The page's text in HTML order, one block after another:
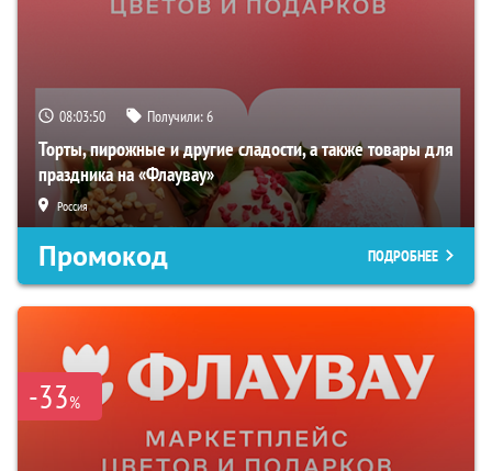
08:03:49 Получили:6
Торты, пирожные и другие сладости, а также товары для
праздника на «Флаувау»
Россия
Промокод ПОДРОБНЕЕ
-33%